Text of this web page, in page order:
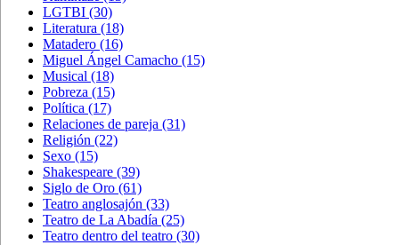
LGTBI (30)
Literatura (18)
Matadero (16)
Miguel Ángel Camacho (15)
Musical (18)
Pobreza (15)
Política (17)
Relaciones de pareja (31)
Religión (22)
Sexo (15)
Shakespeare (39)
Siglo de Oro (61)
Teatro anglosajón (33)
Teatro de La Abadía (25)
Teatro dentro del teatro (30)